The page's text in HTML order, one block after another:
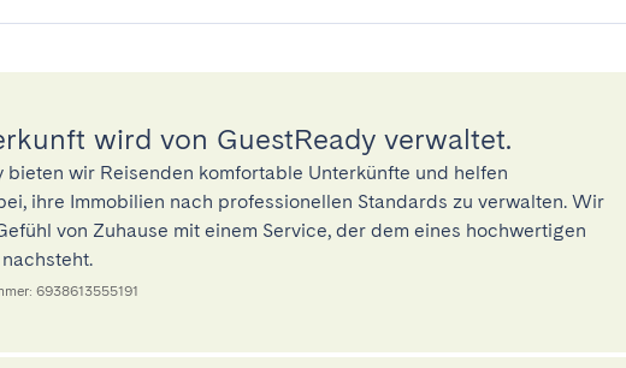
wird von GuestReady verwaltet.
bieten wir Reisenden komfortable Unterkünfte und helfen
ihre Immobilien nach professionellen Standards zu verwalten. Wir
von Zuhause mit einem Service, der dem eines hochwertigen
6938613555191